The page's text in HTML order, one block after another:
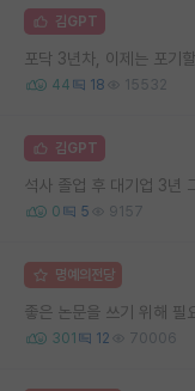
김GPT
포닥 3년차, 이제는 포기
44 18 15532
김GPT
석사 졸업 후 대기업 3년
0 5 9157
명예의전당
좋은 논문을 쓰기 위해 필
301 12 70006